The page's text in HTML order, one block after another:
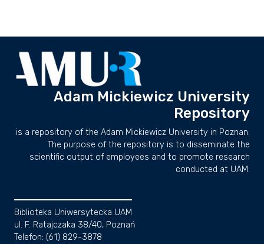
Adam Mickiewicz University
Repository
is a repository of the Adam Mickiewicz University in Poznan.
The purpose of the repository is to disseminate the
scientific output of employees and to promote research
conducted at UAM.
Biblioteka Uniwersytecka UAM
ul. F. Ratajczaka 38/40, Poznań
Telefon: (61) 829-3878